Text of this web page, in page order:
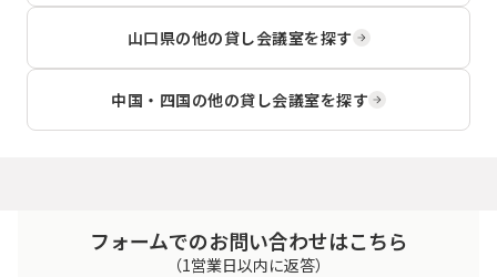
山口県の他の貸し会議室を探す
中国・四国の他の貸し会議室を探す
フォームでのお問い合わせはこちら
（1営業日以内に返答）